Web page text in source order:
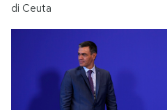
di Ceuta